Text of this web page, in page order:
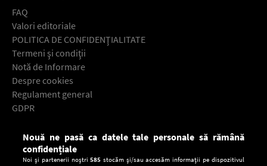
FAQ
Valori editoriale
POLITICA DE CONFIDENŢIALITATE
Termeni şi condiţii
Notă de Informare
Despre cookies
Regulament general
GDPR
Descarcă gratuit aplicaţia Europa FM pentru smartphone:
Nouă ne pasă ca datele tale personale să rămână
confidențiale
Noi și partenerii noștri585 stocăm și/sau accesăm informații pe dispozitivul